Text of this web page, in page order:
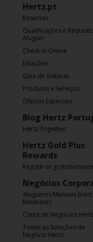
Join /
Gold
Overview
PT/PT
Elétricos
Premium
Produtos
Serviços
Hertz.pt
Reservas
Qualificações e
Aluguer
Check-in Online
Estações
Guia de Viaturas
Produtos e Serviços
Ofertas Especiais
Blog Hertz
Hertz Together
Hertz Gold Plus
Rewards
Registe-se gratuitamente
Negócios
Alugueres Mensais
Minilease)
Conta de Negócios
Todas as Soluções de
Negócio Hertz